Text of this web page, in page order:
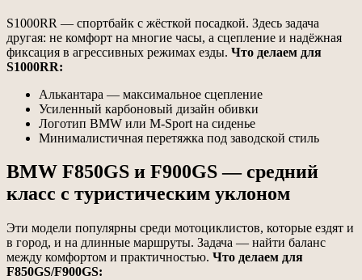
S1000RR — спортбайк с жёсткой посадкой. Здесь задача
другая: не комфорт на многие часы, а сцепление и надёжная
фиксация в агрессивных режимах езды. Что делаем для
S1000RR:
Алькантара — максимальное сцепление
Усиленный карбоновый дизайн обивки
Логотип BMW или M-Sport на сиденье
Минималистичная перетяжка под заводской стиль
BMW F850GS и F900GS — средний
класс с туристическим уклоном
Эти модели популярны среди мотоциклистов, которые ездят и
в город, и на длинные маршруты. Задача — найти баланс
между комфортом и практичностью. Что делаем для
F850GS/F900GS: